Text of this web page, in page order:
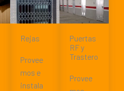
Rejas
Provee
mos e
instala
Puertas
RF y
Trastero
Provee